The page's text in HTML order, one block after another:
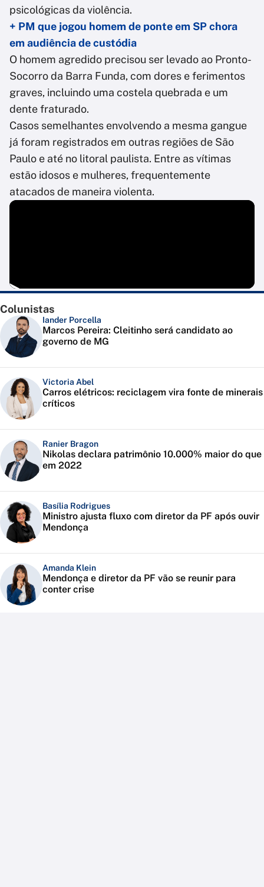
psicológicas da violência.
+ PM que jogou homem de ponte em SP chora
em audiência de custódia
O homem agredido precisou ser levado ao Pronto-
Socorro da Barra Funda, com dores e ferimentos
graves, incluindo uma costela quebrada e um
dente fraturado.
Casos semelhantes envolvendo a mesma gangue
já foram registrados em outras regiões de São
Paulo e até no litoral paulista. Entre as vítimas
estão idosos e mulheres, frequentemente
atacados de maneira violenta.
Colunistas
Iander Porcella
Marcos Pereira: Cleitinho será candidato ao
governo de MG
Victoria Abel
Carros elétricos: reciclagem vira fonte de minerais
críticos
Ranier Bragon
Nikolas declara patrimônio 10.000% maior do que
em 2022
Basília Rodrigues
Ministro ajusta fluxo com diretor da PF após ouvir
Mendonça
Amanda Klein
Mendonça e diretor da PF vão se reunir para
conter crise